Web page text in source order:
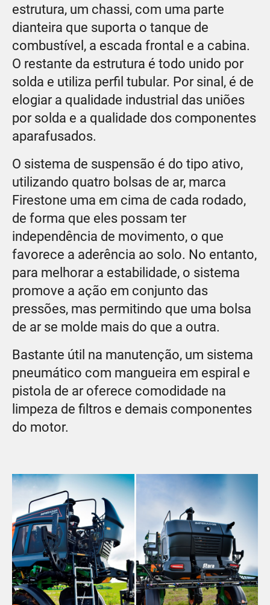
estrutura, um chassi, com uma parte
dianteira que suporta o tanque de
combustível, a escada frontal e a cabina.
O restante da estrutura é todo unido por
solda e utiliza perfil tubular. Por sinal, é de
elogiar a qualidade industrial das uniões
por solda e a qualidade dos componentes
aparafusados.
O sistema de suspensão é do tipo ativo,
utilizando quatro bolsas de ar, marca
Firestone uma em cima de cada rodado,
de forma que eles possam ter
independência de movimento, o que
favorece a aderência ao solo. No entanto,
para melhorar a estabilidade, o sistema
promove a ação em conjunto das
pressões, mas permitindo que uma bolsa
de ar se molde mais do que a outra.
Bastante útil na manutenção, um sistema
pneumático com mangueira em espiral e
pistola de ar oferece comodidade na
limpeza de filtros e demais componentes
do motor.